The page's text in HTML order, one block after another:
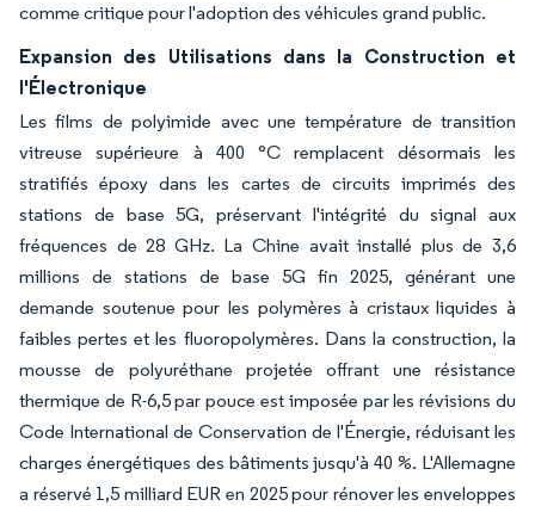
comme critique pour l'adoption des véhicules grand public.
Expansion des Utilisations dans la Construction et
l'Électronique
Les films de polyimide avec une température de transition
vitreuse supérieure à 400 °C remplacent désormais les
stratifiés époxy dans les cartes de circuits imprimés des
stations de base 5G, préservant l'intégrité du signal aux
fréquences de 28 GHz. La Chine avait installé plus de 3,6
millions de stations de base 5G fin 2025, générant une
demande soutenue pour les polymères à cristaux liquides à
faibles pertes et les fluoropolymères. Dans la construction, la
mousse de polyuréthane projetée offrant une résistance
thermique de R-6,5 par pouce est imposée par les révisions du
Code International de Conservation de l'Énergie, réduisant les
charges énergétiques des bâtiments jusqu'à 40 %. L'Allemagne
a réservé 1,5 milliard EUR en 2025 pour rénover les enveloppes